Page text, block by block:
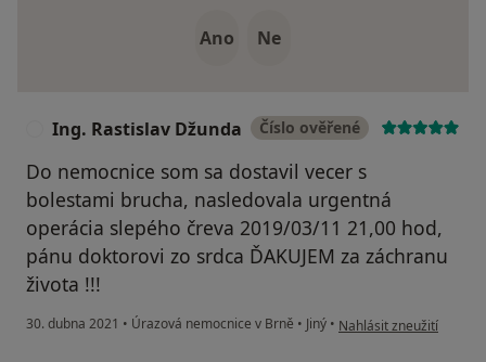
Ano Ne
Ing. Rastislav Džunda Číslo ověřené
Do nemocnice som sa dostavil vecer s
bolestami brucha, nasledovala urgentná
operácia slepého čreva 2019/03/11 21,00 hod,
pánu doktorovi zo srdca ĎAKUJEM za záchranu
života !!!
30. dubna 2021 • Úrazová nemocnice v Brně • Jiný • podle názoru uživatele
Nahlásit zneužití